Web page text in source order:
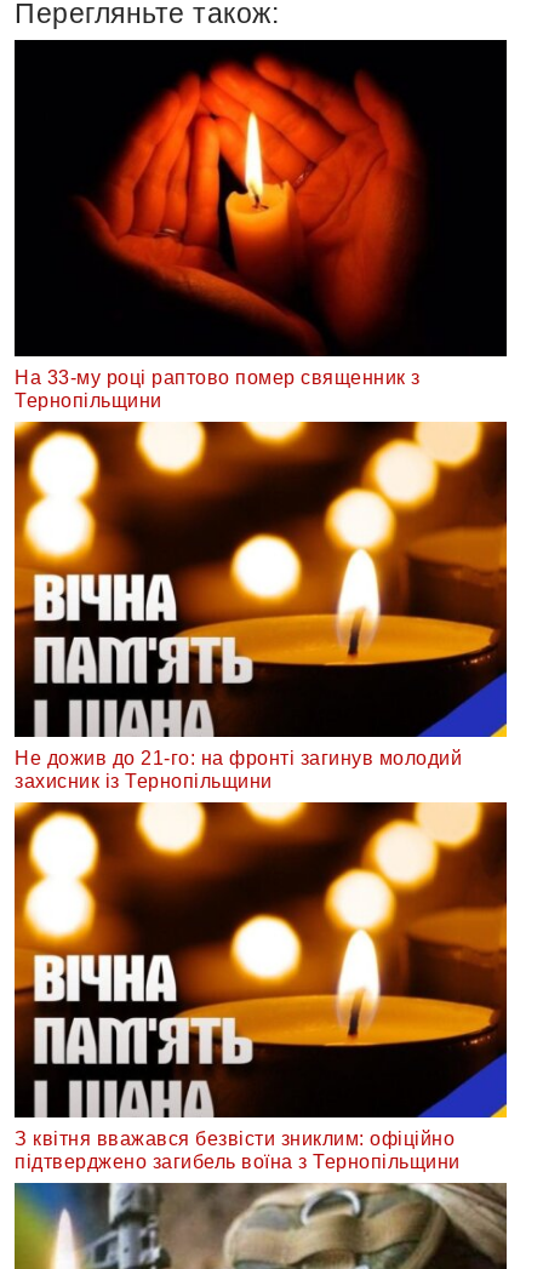
Перегляньте також:
На 33-му році раптово помер священник з
Тернопільщини
Не дожив до 21-го: на фронті загинув молодий
захисник із Тернопільщини
З квітня вважався безвісти зниклим: офіційно
підтверджено загибель воїна з Тернопільщини